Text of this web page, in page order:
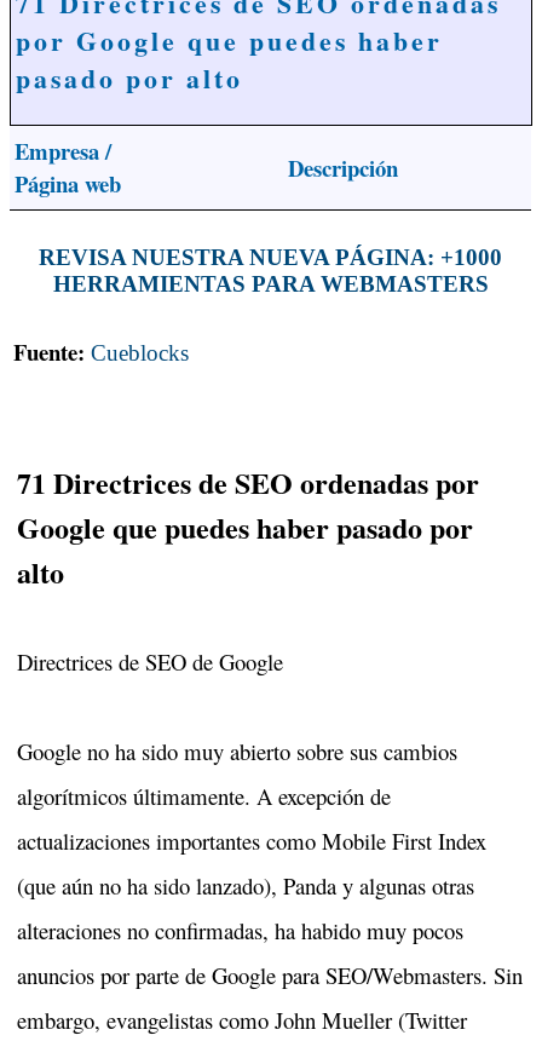
por Google que puedes haber
pasado por alto
Empresa /
Página web
Descripción
REVISA NUESTRA NUEVA PÁGINA: +1000
HERRAMIENTAS PARA WEBMASTERS
Fuente: Cueblocks
71 Directrices de SEO ordenadas por
Google que puedes haber pasado por
alto
Directrices de SEO de Google
Google no ha sido muy abierto sobre sus cambios
algorítmicos últimamente. A excepción de
actualizaciones importantes como Mobile First Index
(que aún no ha sido lanzado), Panda y algunas otras
alteraciones no confirmadas, ha habido muy pocos
anuncios por parte de Google para SEO/Webmasters. Sin
embargo, evangelistas como John Mueller (Twitter